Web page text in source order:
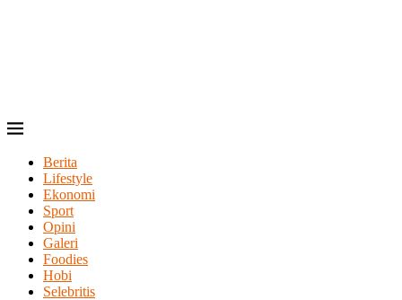
Berita
Lifestyle
Ekonomi
Sport
Opini
Galeri
Foodies
Hobi
Selebritis